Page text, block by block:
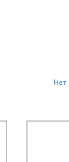
Нет